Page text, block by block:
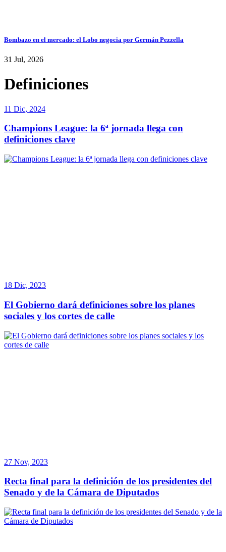
Bombazo en el mercado: el Lobo negocia por Germán Pezzella
31 Jul, 2026
Definiciones
11 Dic, 2024
Champions League: la 6ª jornada llega con
definiciones clave
18 Dic, 2023
El Gobierno dará definiciones sobre los planes
sociales y los cortes de calle
27 Nov, 2023
Recta final para la definición de los presidentes del
Senado y de la Cámara de Diputados